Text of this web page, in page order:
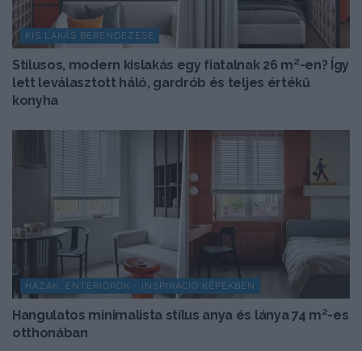
KIS LAKÁS BERENDEZÉSE
Stílusos, modern kislakás egy fiatalnak 26 m²-en? Így
lett leválasztott háló, gardrób és teljes értékű
konyha
HÁZAK, ENTERIŐRÖK - INSPIRÁCIÓ KÉPEKBEN
Hangulatos minimalista stílus anya és lánya 74 m²-es
otthonában